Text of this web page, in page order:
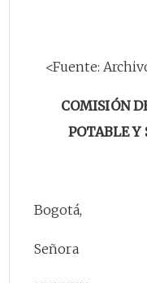
<Fuente:
COMISIÓN
POTABLE Y
Bogotá,
Señora